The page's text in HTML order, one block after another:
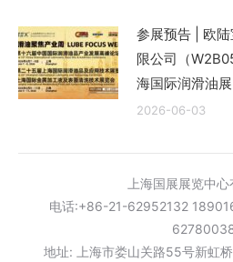
参展预告 | 欧
限公司（
海国际润滑油展
2026-06-03
上海国展展览中
电话:+86-21-62952132
地址: 上海市娄山关路55号新虹